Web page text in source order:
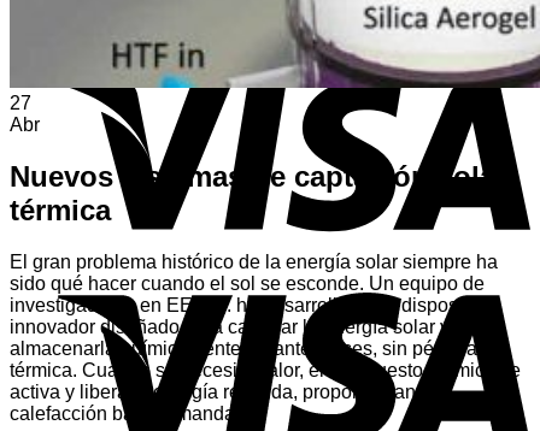
27
Abr
Nuevos sistemas de captación solar
térmica
El gran problema histórico de la energía solar siempre ha
sido qué hacer cuando el sol se esconde. Un equipo de
investigadores en EE.UU. ha desarrollado un dispositivo
innovador diseñado para capturar la energía solar y
almacenarla químicamente durante meses, sin pérdida
térmica. Cuando se necesita calor, el compuesto químico se
activa y libera la energía retenida, proporcionando
calefacción bajo demanda.